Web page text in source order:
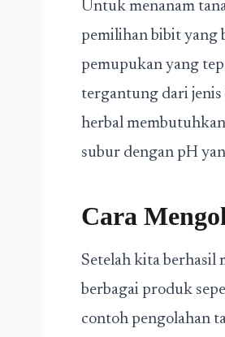
Untuk menanam
pemilihan bibit yang
pemupukan yang
tergantung dari jenis
herbal
subur dengan pH
Cara
Setelah kita berhasil
berbagai produk
contoh pengolahan